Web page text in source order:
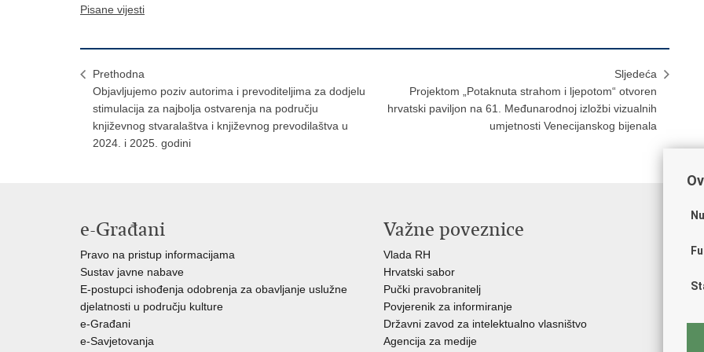
Pisane vijesti
Prethodna
Objavljujemo poziv autorima i prevoditeljima za dodjelu
stimulacija za najbolja ostvarenja na području
književnog stvaralaštva i književnog prevodilaštva u
2024. i 2025. godini
Sljedeća
Projektom „Potaknuta strahom i ljepotom“ otvoren
hrvatski paviljon na 61. Međunarodnoj izložbi vizualnih
umjetnosti Venecijanskog bijenala
e-Građani
Pravo na pristup informacijama
Sustav javne nabave
E-postupci ishođenja odobrenja za obavljanje uslužne
djelatnosti u području kulture
e-Građani
e-Savjetovanja
Važne poveznice
Vlada RH
Hrvatski sabor
Pučki pravobranitelj
Povjerenik za informiranje
Državni zavod za intelektualno vlasništvo
Agencija za medije